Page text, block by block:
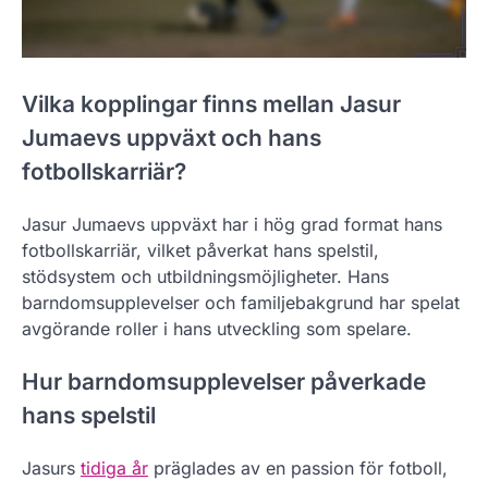
Vilka kopplingar finns mellan Jasur
Jumaevs uppväxt och hans
fotbollskarriär?
Jasur Jumaevs uppväxt har i hög grad format hans
fotbollskarriär, vilket påverkat hans spelstil,
stödsystem och utbildningsmöjligheter. Hans
barndomsupplevelser och familjebakgrund har spelat
avgörande roller i hans utveckling som spelare.
Hur barndomsupplevelser påverkade
hans spelstil
Jasurs tidiga år präglades av en passion för fotboll,